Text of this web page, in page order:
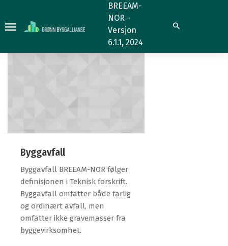
BREEAM-
NOR -
Versjon
6.1.1, 2024
Søk
Byggavfall
Byggavfall BREEAM-NOR følger
definisjonen i Teknisk forskrift.
Byggavfall omfatter både farlig
og ordinært avfall, men
omfatter ikke gravemasser fra
byggevirksomhet.